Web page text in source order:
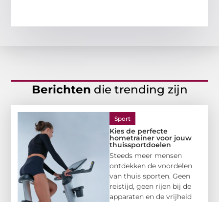
Berichten die trending zijn
Sport
Kies de perfecte
hometrainer voor jouw
thuissportdoelen
Steeds meer mensen
ontdekken de voordelen
van thuis sporten. Geen
reistijd, geen rijen bij de
apparaten en de vrijheid